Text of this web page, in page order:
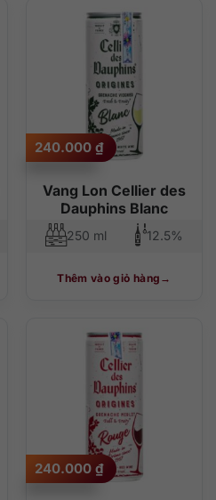
độ phổ biến
thấp đến cao
cao đến thấp
Vang Lon Cellier des
Dauphins Blanc
240.000 ₫
250 ml 12.5%
Thêm vào giỏ hàng
240.000 ₫